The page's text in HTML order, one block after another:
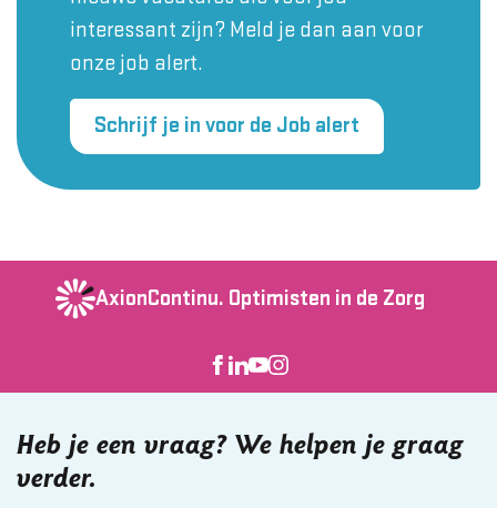
interessant zijn? Meld je dan aan voor
onze job alert.
Schrijf je in voor de Job alert
AxionContinu. Optimisten in de Zorg
Heb je een vraag? We helpen je graag
verder.